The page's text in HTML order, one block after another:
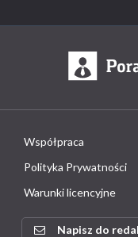
Współpraca
Polityka Prywatności
Warunki licencyjne
Napisz do